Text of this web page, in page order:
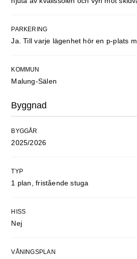
PARKERING
Ja. Till varje lägenhet hör en p-plats
KOMMUN
Malung-Sälen
Byggnad
BYGGÅR
2025/2026
TYP
1 plan, fristående stuga
HISS
Nej
VÅNINGSPLAN